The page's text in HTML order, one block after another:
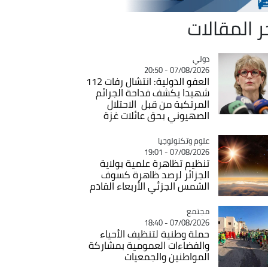
المقالات
Catégorie
دولي
07/08/2026 - 20:50
العفو الدولية: انتشال رفات 112
شهيدا يكشف فداحة الجرائم
المرتكبة من قبل الاحتلال
الصهيوني بحق عائلات غزة
Catégorie
علوم وتكنولوجيا
07/08/2026 - 19:01
تنظيم تظاهرة علمية بولاية
الجزائر لرصد ظاهرة كسوف
الشمس الجزئي الأربعاء القادم
Catégorie
مجتمع
07/08/2026 - 18:40
حملة وطنية لتنظيف الأحياء
والفضاءات العمومية بمشاركة
المواطنين والجمعيات